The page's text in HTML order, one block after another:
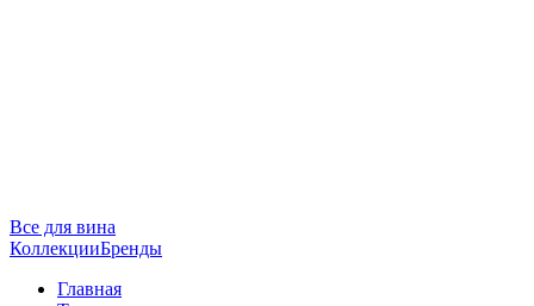
Все для вина
КоллекцииБренды
Главная